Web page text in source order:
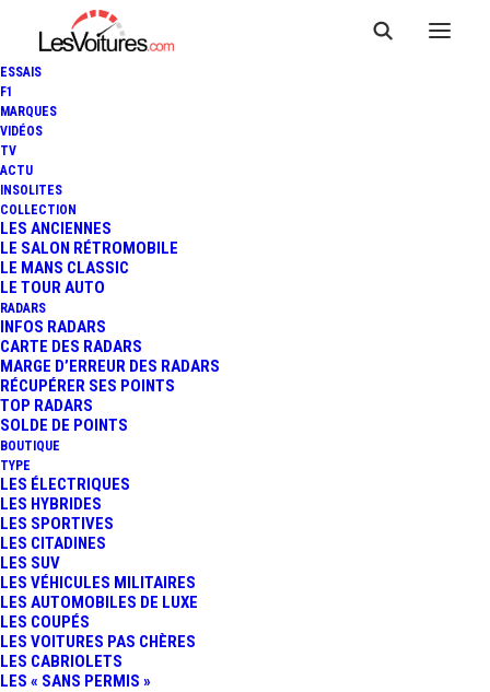
ESSAIS
F1
MARQUES
VIDÉOS
TV
ACTU
INSOLITES
COLLECTION
LES ANCIENNES
LE SALON RÉTROMOBILE
LE MANS CLASSIC
LE TOUR AUTO
RADARS
INFOS RADARS
CARTE DES RADARS
MARGE D’ERREUR DES RADARS
RÉCUPÉRER SES POINTS
TOP RADARS
SOLDE DE POINTS
BOUTIQUE
TYPE
LES ÉLECTRIQUES
LES HYBRIDES
LES SPORTIVES
LES CITADINES
LES SUV
LES VÉHICULES MILITAIRES
LES AUTOMOBILES DE LUXE
LES COUPÉS
LES VOITURES PAS CHÈRES
LES CABRIOLETS
LES « SANS PERMIS »
BERLINE : NOUVEAU TEASER
EN MODE "HOT WHEELS"
1 Minutes